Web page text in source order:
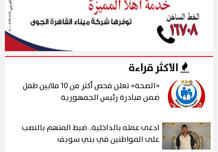
الأكثر قراءة
«الصحة» تعلن فحص أكثر من 10 ملايين طفل
ضمن مبادرة رئيس الجمهورية
ادعى عمله بالداخلية.. ضبط المتهم بالنصب
على المواطنين في بني سويف